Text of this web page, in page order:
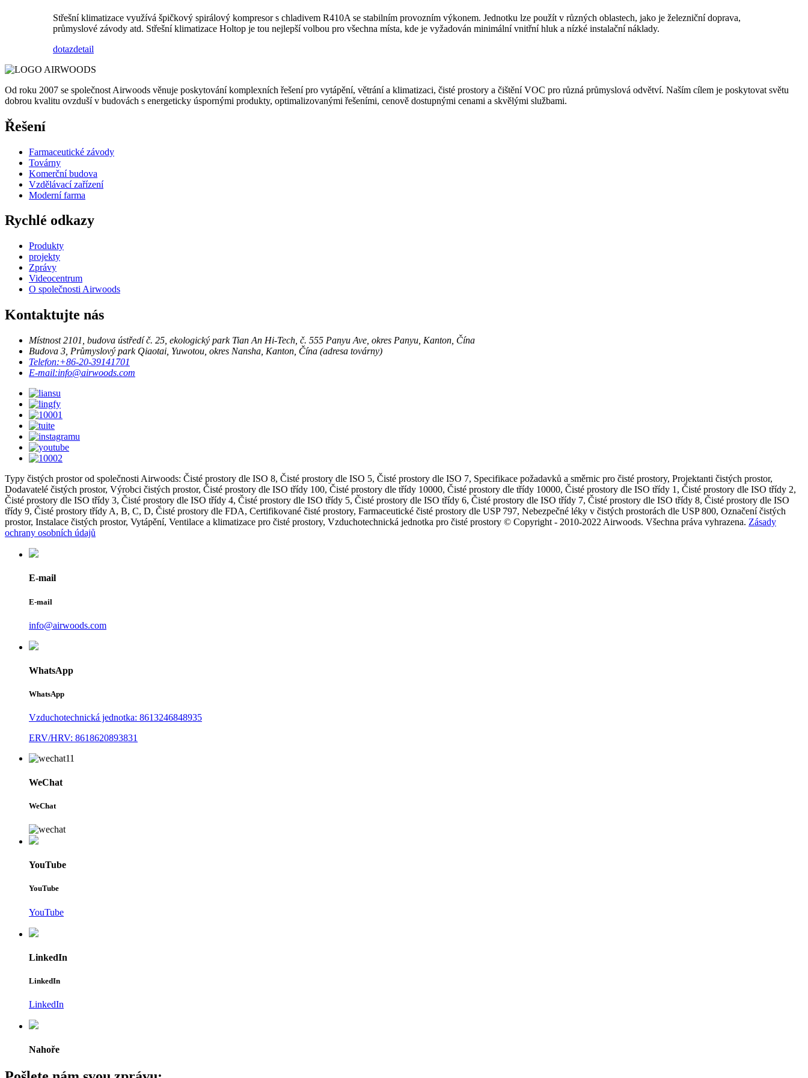
Střešní klimatizace využívá špičkový spirálový kompresor s chladivem R410A se stabilním provozním výkonem. Jednotku lze použít v různých oblastech, jako je železniční doprava,
průmyslové závody atd. Střešní klimatizace Holtop je tou nejlepší volbou pro všechna místa, kde je vyžadován minimální vnitřní hluk a nízké instalační náklady.
dotazdetail
Od roku 2007 se společnost Airwoods věnuje poskytování komplexních řešení pro vytápění, větrání a klimatizaci, čisté prostory a čištění VOC pro různá průmyslová odvětví. Naším cílem je poskytovat světu
dobrou kvalitu ovzduší v budovách s energeticky úspornými produkty, optimalizovanými řešeními, cenově dostupnými cenami a skvělými službami.
Řešení
Farmaceutické závody
Továrny
Komerční budova
Vzdělávací zařízení
Moderní farma
Rychlé odkazy
Produkty
projekty
Zprávy
Videocentrum
O společnosti Airwoods
Kontaktujte nás
Místnost 2101, budova ústředí č. 25, ekologický park Tian An Hi-Tech, č. 555 Panyu Ave, okres Panyu, Kanton, Čína
Budova 3, Průmyslový park Qiaotai, Yuwotou, okres Nansha, Kanton, Čína (adresa továrny)
Telefon:+86-20-39141701
E-mail:info@airwoods.com
Typy čistých prostor od společnosti Airwoods: Čisté prostory dle ISO 8, Čisté prostory dle ISO 5, Čisté prostory dle ISO 7, Specifikace požadavků a směrnic pro čisté prostory, Projektanti čistých prostor,
Dodavatelé čistých prostor, Výrobci čistých prostor, Čisté prostory dle ISO třídy 100, Čisté prostory dle třídy 10000, Čisté prostory dle třídy 10000, Čisté prostory dle ISO třídy 1, Čisté prostory dle ISO třídy 2,
Čisté prostory dle ISO třídy 3, Čisté prostory dle ISO třídy 4, Čisté prostory dle ISO třídy 5, Čisté prostory dle ISO třídy 6, Čisté prostory dle ISO třídy 7, Čisté prostory dle ISO třídy 8, Čisté prostory dle ISO
třídy 9, Čisté prostory třídy A, B, C, D, Čisté prostory dle FDA, Certifikované čisté prostory, Farmaceutické čisté prostory dle USP 797, Nebezpečné léky v čistých prostorách dle USP 800, Označení čistých
prostor, Instalace čistých prostor, Vytápění, Ventilace a klimatizace pro čisté prostory, Vzduchotechnická jednotka pro čisté prostory © Copyright - 2010-2022 Airwoods. Všechna práva vyhrazena. Zásady
ochrany osobních údajů
E-mail
E-mail
info@airwoods.com
WhatsApp
WhatsApp
Vzduchotechnická jednotka: 8613246848935
ERV/HRV: 8618620893831
WeChat
WeChat
YouTube
YouTube
YouTube
LinkedIn
LinkedIn
LinkedIn
Nahoře